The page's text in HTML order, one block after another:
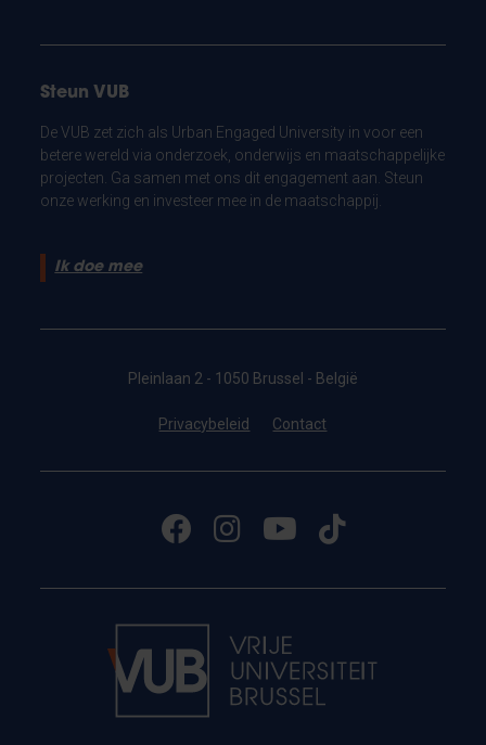
Steun VUB
De VUB zet zich als Urban Engaged University in voor een
betere wereld via onderzoek, onderwijs en maatschappelijke
projecten. Ga samen met ons dit engagement aan. Steun
onze werking en investeer mee in de maatschappij.
Ik doe mee
Pleinlaan 2 - 1050 Brussel - België
Privacybeleid Contact